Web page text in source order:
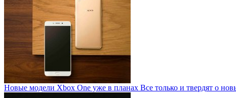
Новые модели Xbox One уже в планах Все только и твердят о